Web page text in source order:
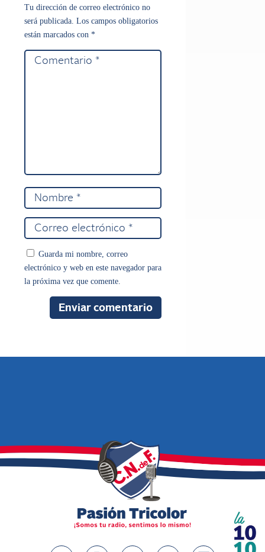
Tu dirección de correo electrónico no
será publicada. Los campos obligatorios
están marcados con *
Guarda mi nombre, correo
electrónico y web en este navegador para
la próxima vez que comente.